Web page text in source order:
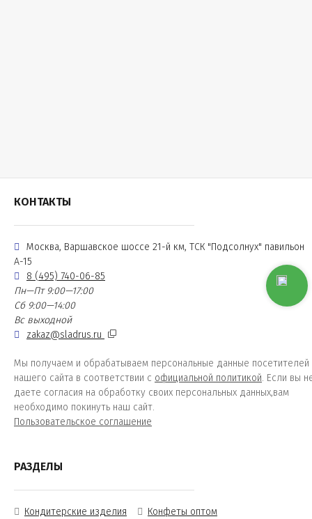
КОНТАКТЫ
Москва, Варшавское шоссе 21-й км, ТСК "Подсолнух" павильон
А-15
8 (495) 740-06-85
Пн—Пт 9:00—17:00
Сб 9:00—14:00
Вс выходной
zakaz@sladrus.ru
Мы получаем и обрабатываем персональные данные посетителей
нашего сайта в соответствии с официальной политикой. Если вы
даете согласия на обработку своих персональных данных,вам
необходимо покинуть наш сайт.
Пользовательское соглашение
РАЗДЕЛЫ
Кондитерские изделия
Конфеты оптом